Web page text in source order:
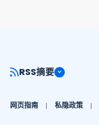
RSS摘要
网页指南 私隐政策